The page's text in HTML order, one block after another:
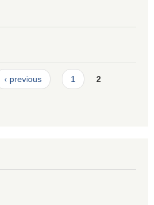
‹ previous 1 2